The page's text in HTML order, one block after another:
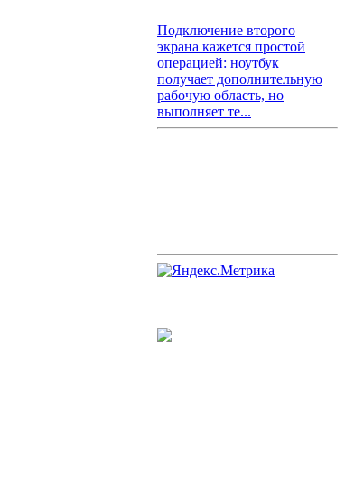
Подключение второго
экрана кажется простой
операцией: ноутбук
получает дополнительную
рабочую область, но
выполняет те...